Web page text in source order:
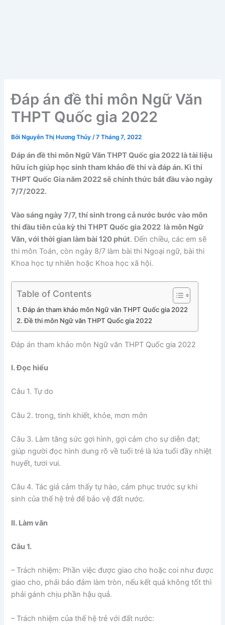
Đáp án đề thi môn Ngữ Văn
THPT Quốc gia 2022
Bởi Nguyễn Thị Hương Thủy/7 Tháng 7, 2022
Đáp án đề thi môn Ngữ Văn THPT Quốc gia 2022 là tài liệu
hữu ích giúp học sinh tham khảo đề thi và đáp án. Kì thi
THPT Quốc Gia năm 2022 sẽ chính thức bắt đầu vào ngày
7/7/2022.
Vào sáng ngày 7/7, thí sinh trong cả nước bước vào môn
thi đầu tiên của kỳthi THPT Quốc gia 2022 là môn Ngữ
Văn, với thời gian làm bài 120 phút. Đến chiều, các em sẽ
thi môn Toán, còn ngày 8/7 làm bài thi Ngoại ngữ, bài thi
Khoa học tự nhiên hoặc Khoa học xã hội.
Table of Contents
Đáp án tham khảo môn Ngữ văn THPT Quốc gia 2022
Đề thi môn Ngữ văn THPT Quốc gia 2022
Đáp án tham khảo môn Ngữ văn THPT Quốc gia 2022
I. Đọc hiểu
Câu 1. Tự do
Câu 2. trong, tinh khiết, khỏe, mơn mởn
Câu 3. Làm tăng sức gợi hình, gợi cảm cho sự diễn đạt;
giúp người đọc hình dung rõ về tuổi trẻ là lứa tuổi đầy nhiệt
huyết, tươi vui.
Câu 4. Tác giả cảm thấy tự hào, cảm phục trước sự khi
sinh của thế hệ trẻ để bảo vệ đất nước.
II. Làm văn
Câu 1.
– Trách nhiệm: Phần việc được giao cho hoặc coi như được
giao cho, phải bảo đảm làm tròn, nếu kết quả không tốt thì
phải gánh chịu phần hậu quả.
– Trách nhiệm của thế hệ trẻ với đất nước: